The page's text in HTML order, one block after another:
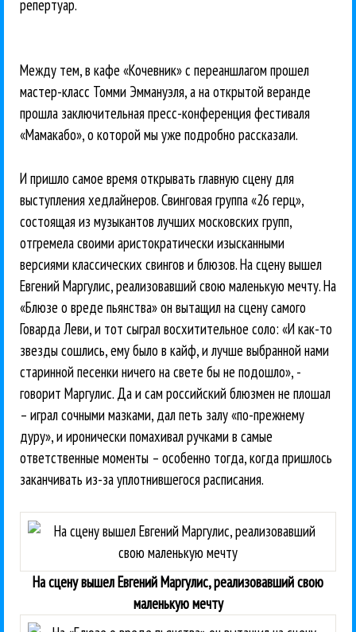
репертуар.
Между тем, в кафе «Кочевник» с переаншлагом прошел
мастер-класс Томми Эммануэля, а на открытой веранде
прошла заключительная пресс-конференция фестиваля
«Мамакабо», о которой мы уже подробно рассказали.
И пришло самое время открывать главную сцену для
выступления хедлайнеров. Свинговая группа «26 герц»,
состоящая из музыкантов лучших московских групп,
отгремела своими аристократически изысканными
версиями классических свингов и блюзов. На сцену вышел
Евгений Маргулис, реализовавший свою маленькую мечту. На
«Блюзе о вреде пьянства» он вытащил на сцену самого
Говарда Леви, и тот сыграл восхитительное соло: «И как-то
звезды сошлись, ему было в кайф, и лучше выбранной нами
старинной песенки ничего на свете бы не подошло», -
говорит Маргулис. Да и сам российский блюзмен не плошал
– играл сочными мазками, дал петь залу «по-прежнему
дуру», и иронически помахивал ручками в самые
ответственные моменты – особенно тогда, когда пришлось
заканчивать из-за уплотнившегося расписания.
На сцену вышел Евгений Маргулис, реализовавший свою
маленькую мечту